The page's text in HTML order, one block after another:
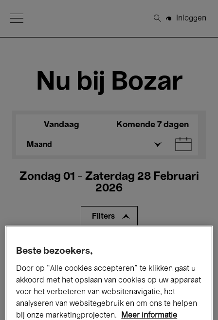
Open Menu
Zoeken
Inloggen
Nu bij Bozar
Vandaag Komende 7 dagen
Maand
Zondag 01 - Zaterdag 28 Februari
2026
Filters
Alle evenementen
Tentoonstellingen Films
Performances Lezingen & Debatten
Jazz Klassieke Muziek Global Music
Beste bezoekers,
Door op “Alle cookies accepteren” te klikken gaat u
akkoord met het opslaan van cookies op uw apparaat
voor het verbeteren van websitenavigatie, het
analyseren van websitegebruik en om ons te helpen
bij onze marketingprojecten.
Meer informatie